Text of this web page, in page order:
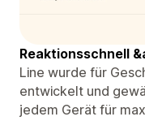
Reaktionsschnell
Line wurde für
entwickelt und
jedem Gerät für